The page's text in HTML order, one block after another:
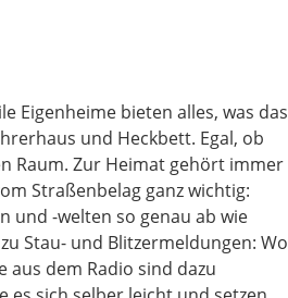
Eigenheime bieten alles, was das
und Heckbett. Egal, ob
Raum. Zur Heimat gehört immer
Straßenbelag ganz wichtig:
und -welten so genau ab wie
Stau- und Blitzermeldungen: Wo
aus dem Radio sind dazu